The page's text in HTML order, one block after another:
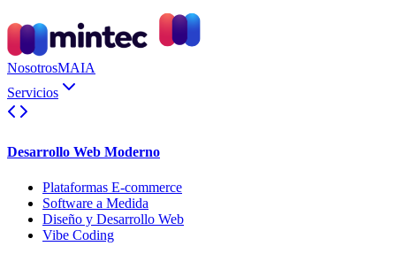
NosotrosMAIA
Servicios
Desarrollo Web Moderno
Plataformas E-commerce
Software a Medida
Diseño y Desarrollo Web
Vibe Coding